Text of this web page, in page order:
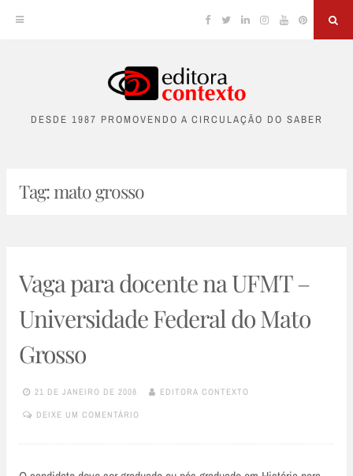
content
Facebook
TwitterLinkedinInstagram
YouTubePinterest
DESDE 1987 PROMOVENDO A CIRCULAÇÃO DO SABER
Tag:mato grosso
Vaga para docente na UFMT –
Universidade Federal do Mato
Grosso
21 DE JANEIRO DE 2008 EDITORA CONTEXTO
DEIXE UM COMENTÁRIO